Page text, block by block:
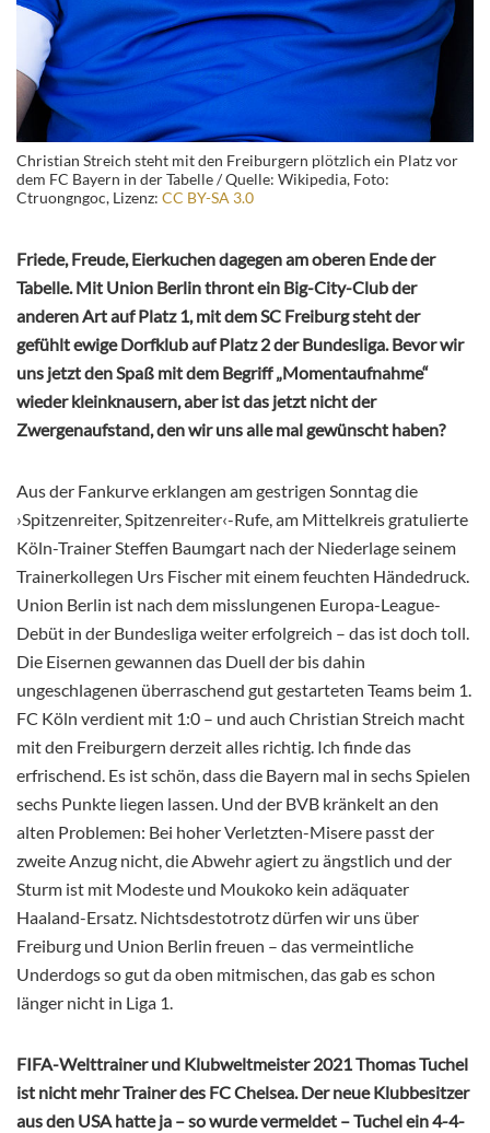
Christian Streich steht mit den Freiburgern plötzlich ein Platz vor
dem FC Bayern in der Tabelle / Quelle: Wikipedia, Foto:
Ctruongngoc, Lizenz: CC BY-SA 3.0
Friede, Freude, Eierkuchen dagegen am oberen Ende der
Tabelle. Mit Union Berlin thront ein Big-City-Club der
anderen Art auf Platz 1, mit dem SC Freiburg steht der
gefühlt ewige Dorfklub auf Platz 2 der Bundesliga. Bevor wir
uns jetzt den Spaß mit dem Begriff „Momentaufnahme“
wieder kleinknausern, aber ist das jetzt nicht der
Zwergenaufstand, den wir uns alle mal gewünscht haben?
Aus der Fankurve erklangen am gestrigen Sonntag die
›Spitzenreiter, Spitzenreiter‹-Rufe, am Mittelkreis gratulierte
Köln-Trainer Steffen Baumgart nach der Niederlage seinem
Trainerkollegen Urs Fischer mit einem feuchten Händedruck.
Union Berlin ist nach dem misslungenen Europa-League-
Debüt in der Bundesliga weiter erfolgreich – das ist doch toll.
Die Eisernen gewannen das Duell der bis dahin
ungeschlagenen überraschend gut gestarteten Teams beim 1.
FC Köln verdient mit 1:0 – und auch Christian Streich macht
mit den Freiburgern derzeit alles richtig. Ich finde das
erfrischend. Es ist schön, dass die Bayern mal in sechs Spielen
sechs Punkte liegen lassen. Und der BVB kränkelt an den
alten Problemen: Bei hoher Verletzten-Misere passt der
zweite Anzug nicht, die Abwehr agiert zu ängstlich und der
Sturm ist mit Modeste und Moukoko kein adäquater
Haaland-Ersatz. Nichtsdestotrotz dürfen wir uns über
Freiburg und Union Berlin freuen – das vermeintliche
Underdogs so gut da oben mitmischen, das gab es schon
länger nicht in Liga 1.
FIFA-Welttrainer und Klubweltmeister 2021 Thomas Tuchel
ist nicht mehr Trainer des FC Chelsea. Der neue Klubbesitzer
aus den USA hatte ja – so wurde vermeldet – Tuchel ein 4-4-